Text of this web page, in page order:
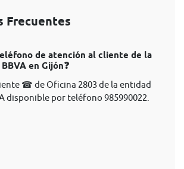
Frecuentes
de atención al cliente de la
en Gijón❓
☎ de Oficina 2803 de la entidad
disponible por teléfono 985990022.